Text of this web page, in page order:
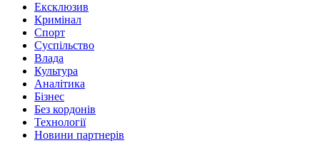
Ексклюзив
Кримінал
Спорт
Суспільство
Влада
Культура
Аналітика
Бізнес
Без кордонів
Технології
Новини партнерів